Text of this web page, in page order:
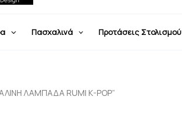
Πασχαλινά Προτάσεις Στολισμού
ΛΑΜΠΑΔΑ RUMI K-POP”